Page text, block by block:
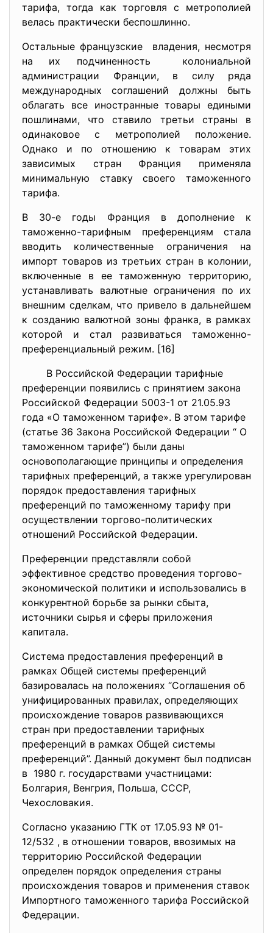
тарифа, тогда как торговля с метрополией
велась практически беспошлинно.
Остальные французские владения, несмотря
на их подчиненность колониальной
администрации Франции, в силу ряда
международных соглашений должны быть
облагать все иностранные товары едиными
пошлинами, что ставило третьи страны в
одинаковое с метрополией положение.
Однако и по отношению к товарам этих
зависимых стран Франция применяла
минимальную ставку своего таможенного
тарифа.
В 30-е годы Франция в дополнение к
таможенно-тарифным преференциям стала
вводить количественные ограничения на
импорт товаров из третьих стран в колонии,
включенные в ее таможенную территорию,
устанавливать валютные ограничения по их
внешним сделкам, что привело в дальнейшем
к созданию валютной зоны франка, в рамках
которой и стал развиваться таможенно-
преференциальный режим. [16]
В Российской Федерации тарифные
преференции появились с принятием закона
Российской Федерации 5003-1 от 21.05.93
года «О таможенном тарифе». В этом тарифе
(статье 36 Закона Российской Федерации “ О
таможенном тарифе”) были даны
основополагающие принципы и определения
тарифных преференций, а также урегулирован
порядок предоставления тарифных
преференций по таможенному тарифу при
осуществлении торгово-политических
отношений Российской Федерации.
Преференции представляли собой
эффективное средство проведения торгово-
экономической политики и использовались в
конкурентной борьбе за рынки сбыта,
источники сырья и сферы приложения
капитала.
Система предоставления преференций в
рамках Общей системы преференций
базировалась на положениях “Соглашения об
унифицированных правилах, определяющих
происхождение товаров развивающихся
стран при предоставлении тарифных
преференций в рамках Общей системы
преференций”. Данный документ был подписан
в 1980 г. государствами участницами:
Болгария, Венгрия, Польша, СССР,
Чехословакия.
Согласно указанию ГТК от 17.05.93 № 01-
12/532 , в отношении товаров, ввозимых на
территорию Российской Федерации
определен порядок определения страны
происхождения товаров и применения ставок
Импортного таможенного тарифа Российской
Федерации.